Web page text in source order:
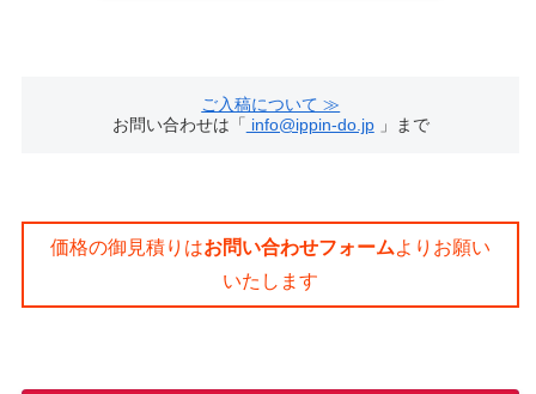
ご入稿について ≫
お問い合わせは「
info@ippin-do.jp」まで
価格の御見積りはお問い合わせフォームよりお願い
いたします